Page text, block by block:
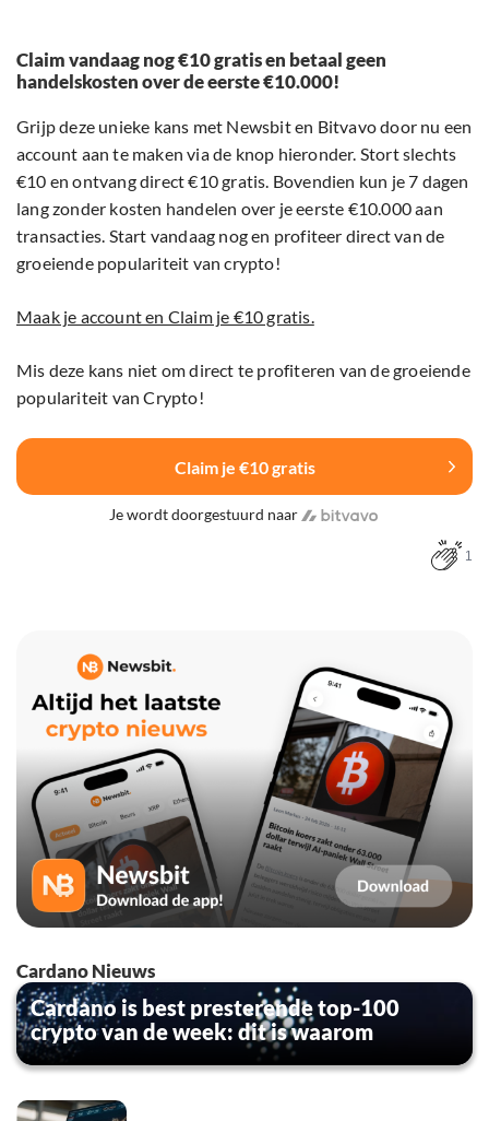
Claim vandaag nog €10 gratis en betaal geen
handelskosten over de eerste €10.000!
Grijp deze unieke kans met Newsbit en Bitvavo door nu een
account aan te maken via de knop hieronder. Stort slechts
€10 en ontvang direct €10 gratis. Bovendien kun je 7 dagen
lang zonder kosten handelen over je eerste €10.000 aan
transacties. Start vandaag nog en profiteer direct van de
groeiende populariteit van crypto!
Maak je account en Claim je €10 gratis.
Mis deze kans niet om direct te profiteren van de groeiende
populariteit van Crypto!
Claim je €10 gratis
Je wordt doorgestuurd naar
1
Cardano Nieuws
Cardano is best presterende top-100
crypto van de week: dit is waarom